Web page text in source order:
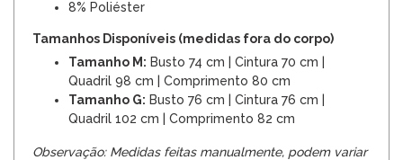
8% Poliéster
Tamanhos Disponíveis (medidas fora do corpo)
Tamanho M: Busto 74 cm | Cintura 70 cm |
Quadril 98 cm | Comprimento 80 cm
Tamanho G: Busto 76 cm | Cintura 76 cm |
Quadril 102 cm | Comprimento 82 cm
Observação: Medidas feitas manualmente, podem variar